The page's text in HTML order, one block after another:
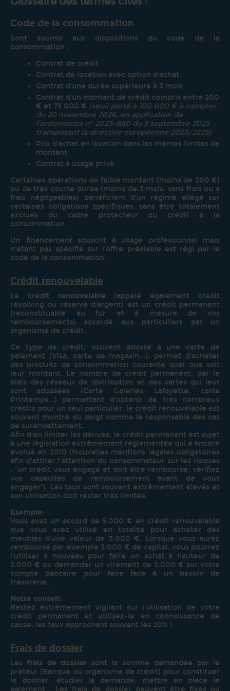
Code de la consommation
Sont soumis aux dispositions du code de la
consommation :
Contrat de crédit
Contrat de location avec option d'achat
Contrat d'une durée supérieure à 3 mois
Contrat d'un montant de crédit compris entre 200
€ et 75 000 € (seuil porté à 100 000 € à compter
du 20 novembre 2026, en application de
l'ordonnance n° 2025-880 du 3 septembre 2025
transposant la directive européenne 2023/2225)
Prix d'achat en location dans les mêmes limites de
montant
Contrat à usage privé
Certaines opérations de faible montant (moins de 200 €)
ou de très courte durée (moins de 3 mois, sans frais ou à
frais négligeables) bénéficient d'un régime allégé sur
certaines obligations spécifiques, sans être totalement
exclues du cadre protecteur du crédit à la
consommation.
Un financement souscrit à usage professionnel mais
n'étant pas spécifié sur l'offre préalable est régi par le
code de la consommation.
Crédit renouvelable
Le crédit renouvelable (appelé également crédit
revolving ou réserve d'argent) est un crédit permanent
(reconstituable au fur et à mesure de vos
remboursements) accordé aux particuliers par un
organisme de crédit.
Ce type de crédit, souvent adossé à une carte de
paiement (Visa, carte de magasin...), permet d'acheter
des produits de consommation courante quel que soit
leur montant. Le nombre de crédit permanent, par le
biais des réseaux de distribution et des cartes qui leur
sont adossées (Carte Galeries Lafayette, carte
Printemps...) permettant d'obtenir de très nombreux
crédits pour un seul particulier, le crédit renouvelable est
souvent montré du doigt comme le responsable des cas
de surendettement.
Afin d'en limiter les dérives, le crédit permanent est sujet
à une législation extrêmement réglementée qui a encore
évolué en 2010 (Nouvelles mentions légales obligatoires
afin d'attirer l'attention du consommateur sur les risques
: "un crédit vous engage et doit être remboursé, vérifiez
vos capacités de remboursement avant de vous
engager"). Les taux sont souvent extrêmement élevés et
son utilisation doit rester très limitée.
Exemple:
Vous avez un accord de 5.000 € en crédit renouvelable
que vous avez utilisé en totalité pour acheter des
meubles d'une valeur de 5.000 €. Lorsque vous aurez
remboursé par exemple 3.000 € de capital, vous pourrez
l'utiliser à nouveau pour faire un achat à hauteur de
3.000 € ou demander un virement de 3.000 € sur votre
compte bancaire pour faire face à un besoin de
trésorerie.
Notre conseil:
Restez extrêmement vigilant sur l'utilisation de votre
crédit permanent et utilisez-le en connaissance de
cause, les taux approchant souvent les 20% !
Frais de dossier
Les frais de dossier sont la somme demandée par le
prêteur (Banque ou organisme de crédit) pour constituer
le dossier, étudier la demande, mettre en place le
paiement... Les frais de dossier peuvent être fixes ou